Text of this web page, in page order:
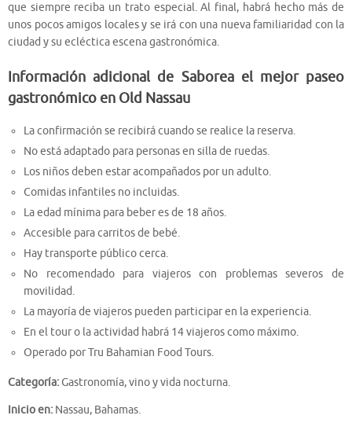
que siempre reciba un trato especial. Al final, habrá hecho más de
unos pocos amigos locales y se irá con una nueva familiaridad con la
ciudad y su ecléctica escena gastronómica.
Información adicional de Saborea el mejor paseo
gastronómico en Old Nassau
La confirmación se recibirá cuando se realice la reserva.
No está adaptado para personas en silla de ruedas.
Los niños deben estar acompañados por un adulto.
Comidas infantiles no incluidas.
La edad mínima para beber es de 18 años.
Accesible para carritos de bebé.
Hay transporte público cerca.
No recomendado para viajeros con problemas severos de
movilidad.
La mayoría de viajeros pueden participar en la experiencia.
En el tour o la actividad habrá 14 viajeros como máximo.
Operado por Tru Bahamian Food Tours.
Categoría:Gastronomía, vino y vida nocturna.
Inicio en: Nassau, Bahamas.